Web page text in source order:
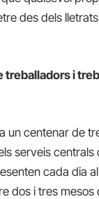
des dels
treballadors i
un centenar de
serveis centrals
cada dia
dos i tres mesos